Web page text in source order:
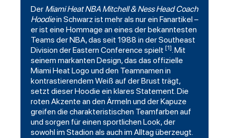
Der Miami HeatNBA Mitchell& Ness Head Coach
Hoodiein Schwarz ist mehr als nur ein Fanartikel –
er ist eine Hommage an eines der bekanntesten
Teams der NBA, das seit 1988 in der Southeast
Division der Eastern Conference spielt [1]. Mit
seinem markanten Design, das das offizielle
Miami Heat Logo und den Teamnamen in
kontrastierendem Weiß auf der Brust trägt,
setzt dieser Hoodie ein klares Statement. Die
roten Akzente an den Ärmeln und der Kapuze
greifen die charakteristischen Teamfarben auf
und sorgen für einen sportlichen Look, der
sowohl im Stadion als auch im Alltag überzeugt.